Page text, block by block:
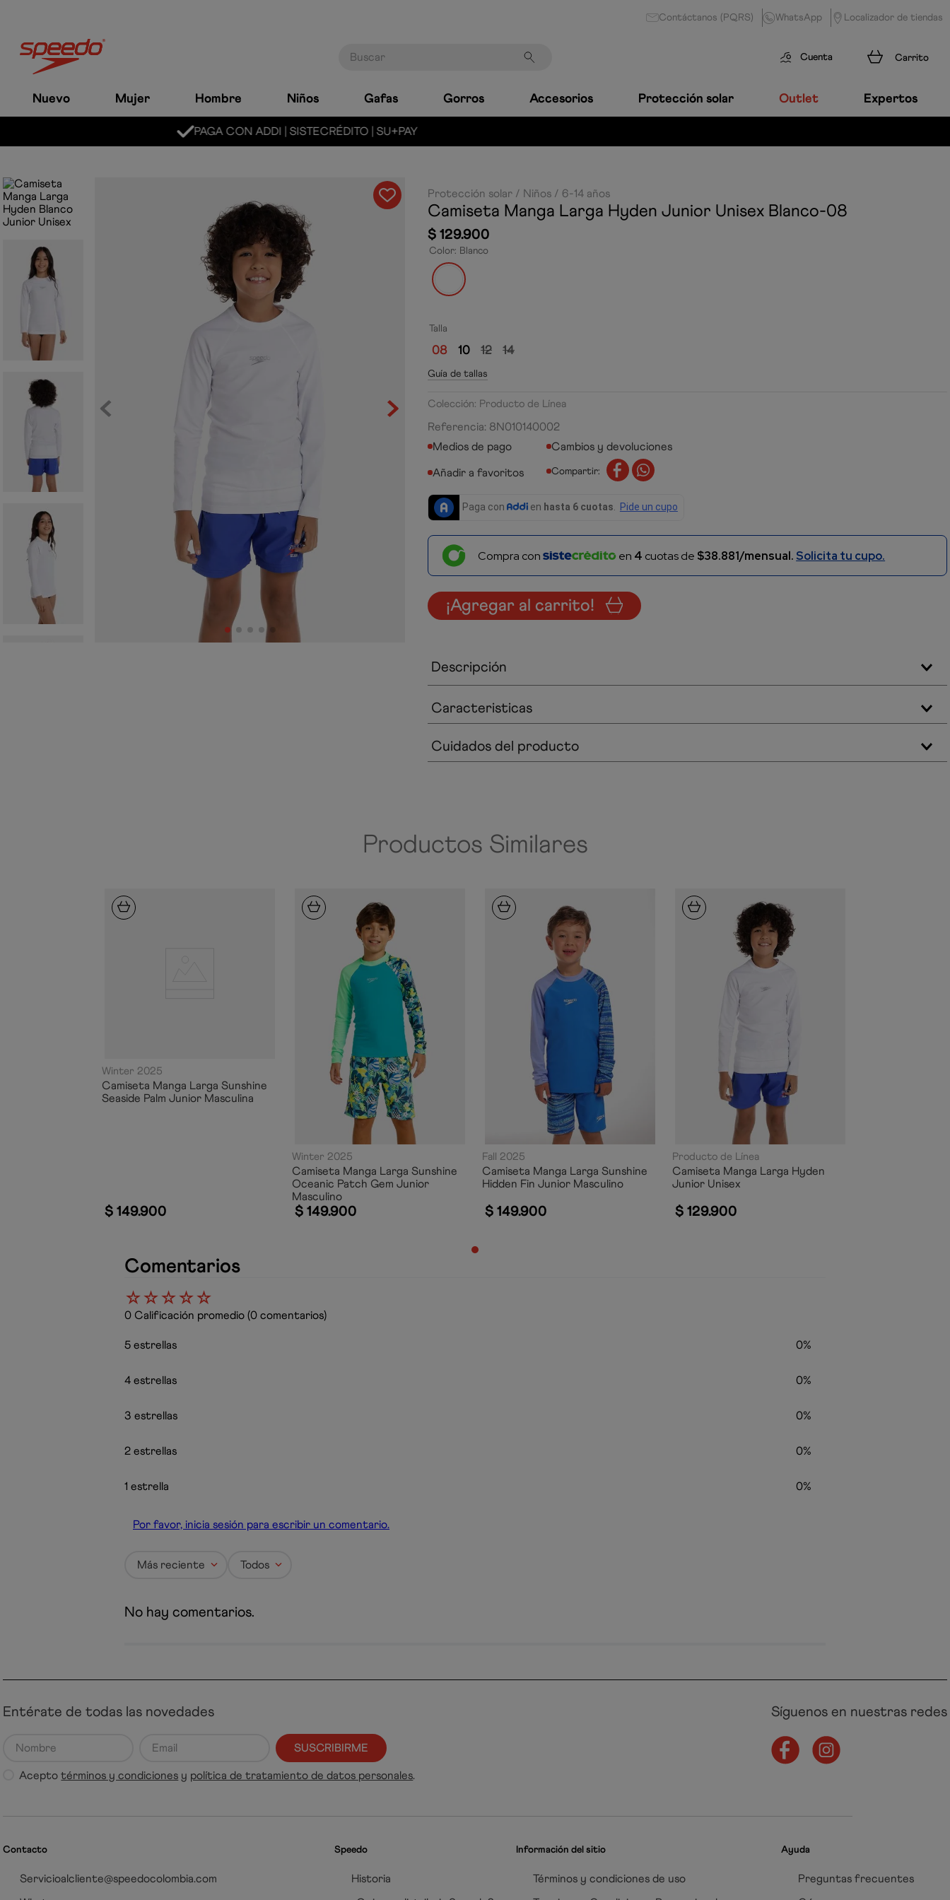
Contáctanos (PQRS) WhatsApp Localizador de tiendas
Cuenta
Nuevo Mujer Hombre Niños Gafas Gorros Accesorios Protección solar Outlet Expertos
MARCA LÍDER MUNDIAL EN NATACIÓN
Protección solar Niños 6-14 años
Camiseta Manga Larga Hyden Junior Unisex Blanco-08
$ 129.900
Color: Blanco
Talla
08 10 12 14
Guía de tallas
Colección: Producto de Línea
Referencia: 8N010140002
Medios de pago
Cambios y devoluciones
Compartir:
Compra con en 4 cuotas de $38.881/mensual. Solicita tu cupo.
¡Agregar al carrito!
Descripción
Caracteristicas
Cuidados del producto
Productos Similares
Winter 2025
Camiseta Manga Larga Sunshine
Seaside Palm Junior Masculina
$ 149.900
Winter 2025
Camiseta Manga Larga Sunshine
Oceanic Patch Gem Junior
Masculino
$ 149.900
Fall 2025
Camiseta Manga Larga Sunshine
Hidden Fin Junior Masculino
$ 149.900
Producto de Línea
Camiseta Manga Larga Hyden
Junior Unisex
$ 129.900
Comentarios
☆☆☆☆☆
0 Calificación promedio (0 comentarios)
5 estrellas 0%
4 estrellas 0%
3 estrellas 0%
2 estrellas 0%
1 estrella 0%
Por favor, inicia sesión para escribir un comentario.
Más reciente Todos
No hay comentarios.
Entérate de todas las novedades
SUSCRIBIRME
Aceptotérminos y condiciones y política de tratamiento de datos personales.
Síguenos en nuestras redes
Contacto
Servicioalcliente@speedocolombia.com
Speedo
Historia
Información del sitio
Términos y condiciones de uso
Ayuda
Preguntas frecuentes